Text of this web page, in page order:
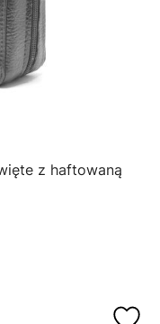
z haftowaną